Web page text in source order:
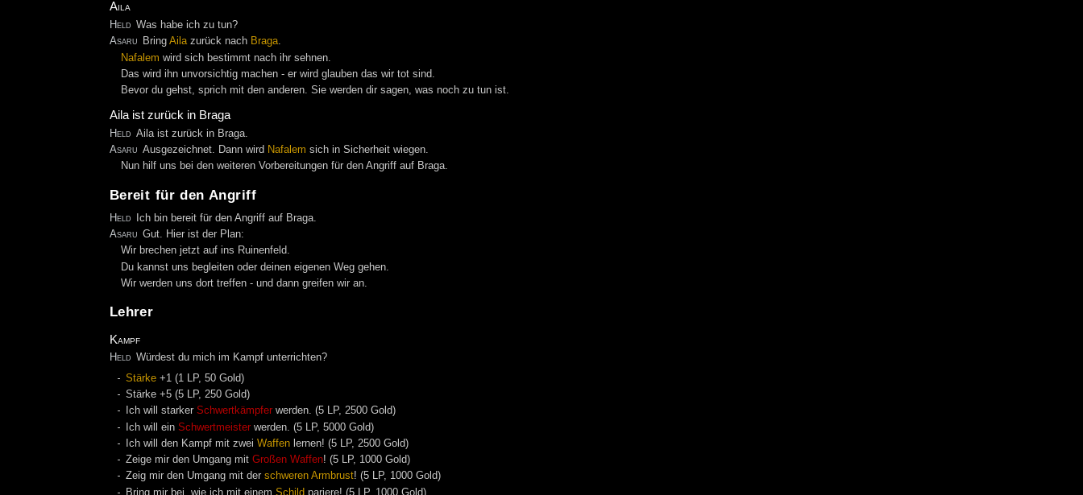
Aila
Held Was habe ich zu tun?
Asaru
BringAilazurück nach Braga.
Nafalem wird sich bestimmt nach ihr sehnen.
Das wird ihn unvorsichtig machen - er wird glauben das wir tot sind.
Bevor du gehst, sprich mit den anderen. Sie werden dir sagen, was noch zu tun ist.
Aila ist zurück in Braga
Held Aila ist zurück in Braga.
Asaru Ausgezeichnet. Dann wird Nafalem sich in Sicherheit wiegen.
Nun hilf uns bei den weiteren Vorbereitungen für den Angriff auf Braga.
Bereit für den Angriff
Held
Ich bin bereit für den Angriff auf Braga.
Asaru Gut. Hier ist der Plan:
Wir brechen jetzt auf ins Ruinenfeld.
Du kannst uns begleiten oder deinen eigenen Weg gehen.
Wir werden uns dort treffen - und dann greifen wir an.
Lehrer
Kampf
Held Würdest du mich im Kampf unterrichten?
Stärke +1 (1 LP, 50 Gold)
Stärke +5 (5 LP, 250 Gold)
Ich will starker Schwertkämpfer werden. (5 LP, 2500 Gold)
Ich will ein Schwertmeister werden. (5 LP, 5000 Gold)
Ich will den Kampf mit zwei Waffen lernen! (5 LP, 2500 Gold)
Zeige mir den Umgang mit Großen Waffen! (5 LP, 1000 Gold)
Zeig mir den Umgang mit der schweren Armbrust! (5 LP, 1000 Gold)
Bring mir bei, wie ich mit einem Schild pariere! (5 LP, 1000 Gold)